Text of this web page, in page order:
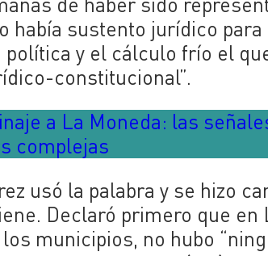
había sustento jurídico
política y el cálculo frío el
constitucional”.
a La Moneda: las
complejas
usó la palabra y se hizo
Declaró primero que
municipios, no hubo